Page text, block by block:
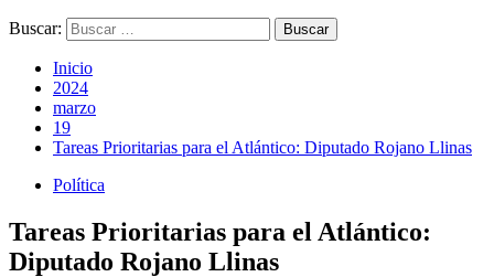
Buscar:
Inicio
2024
marzo
19
Tareas Prioritarias para el Atlántico: Diputado Rojano Llinas
Política
Tareas Prioritarias para el Atlántico:
Diputado Rojano Llinas